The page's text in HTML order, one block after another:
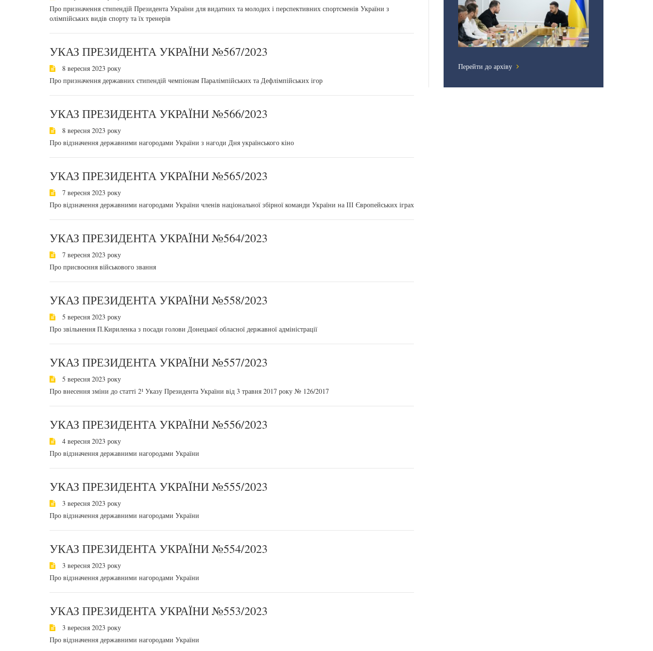
Перейти до архіву
Про призначення стипендій Президента України для видатних та молодих і перспективних спортсменів України з
олімпійських видів спорту та їх тренерів
УКАЗ ПРЕЗИДЕНТА УКРАЇНИ №567/2023
8 вересня 2023 року
Про призначення державних стипендій чемпіонам Паралімпійських та Дефлімпійських ігор
УКАЗ ПРЕЗИДЕНТА УКРАЇНИ №566/2023
8 вересня 2023 року
Про відзначення державними нагородами України з нагоди Дня українського кіно
УКАЗ ПРЕЗИДЕНТА УКРАЇНИ №565/2023
7 вересня 2023 року
Про відзначення державними нагородами України членів національної збірної команди України на ІІІ Європейських іграх
УКАЗ ПРЕЗИДЕНТА УКРАЇНИ №564/2023
7 вересня 2023 року
Про присвоєння військового звання
УКАЗ ПРЕЗИДЕНТА УКРАЇНИ №558/2023
5 вересня 2023 року
Про звільнення П.Кириленка з посади голови Донецької обласної державної адміністрації
УКАЗ ПРЕЗИДЕНТА УКРАЇНИ №557/2023
5 вересня 2023 року
Про внесення зміни до статті 2¹ Указу Президента України від 3 травня 2017 року № 126/2017
УКАЗ ПРЕЗИДЕНТА УКРАЇНИ №556/2023
4 вересня 2023 року
Про відзначення державними нагородами України
УКАЗ ПРЕЗИДЕНТА УКРАЇНИ №555/2023
3 вересня 2023 року
Про відзначення державними нагородами України
УКАЗ ПРЕЗИДЕНТА УКРАЇНИ №554/2023
3 вересня 2023 року
Про відзначення державними нагородами України
УКАЗ ПРЕЗИДЕНТА УКРАЇНИ №553/2023
3 вересня 2023 року
Про відзначення державними нагородами України